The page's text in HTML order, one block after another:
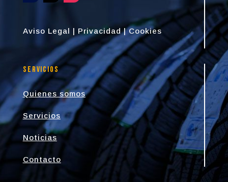
Aviso Legal | Privacidad|Cookies
Servicios
Quienes somos
Servicios
Noticias
Contacto